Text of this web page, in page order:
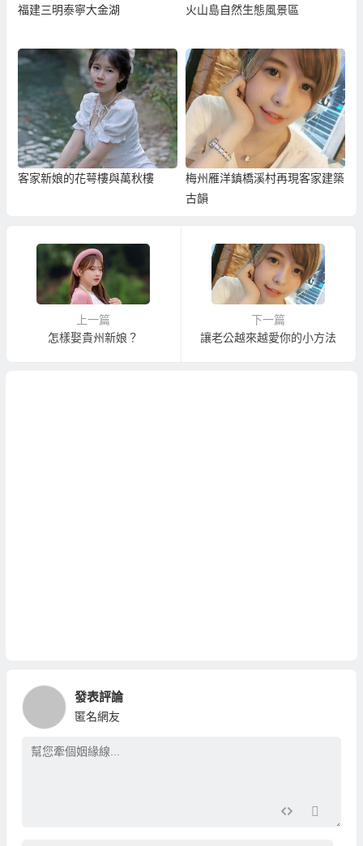
福建三明泰寧大金湖 火山島自然生態風景區
客家新娘的花萼樓與萬秋樓
梅州雁洋鎮橋溪村再現客家建築
古韻
上一篇
怎樣娶貴州新娘？
下一篇
讓老公越來越愛你的小方法
發表評論
匿名網友